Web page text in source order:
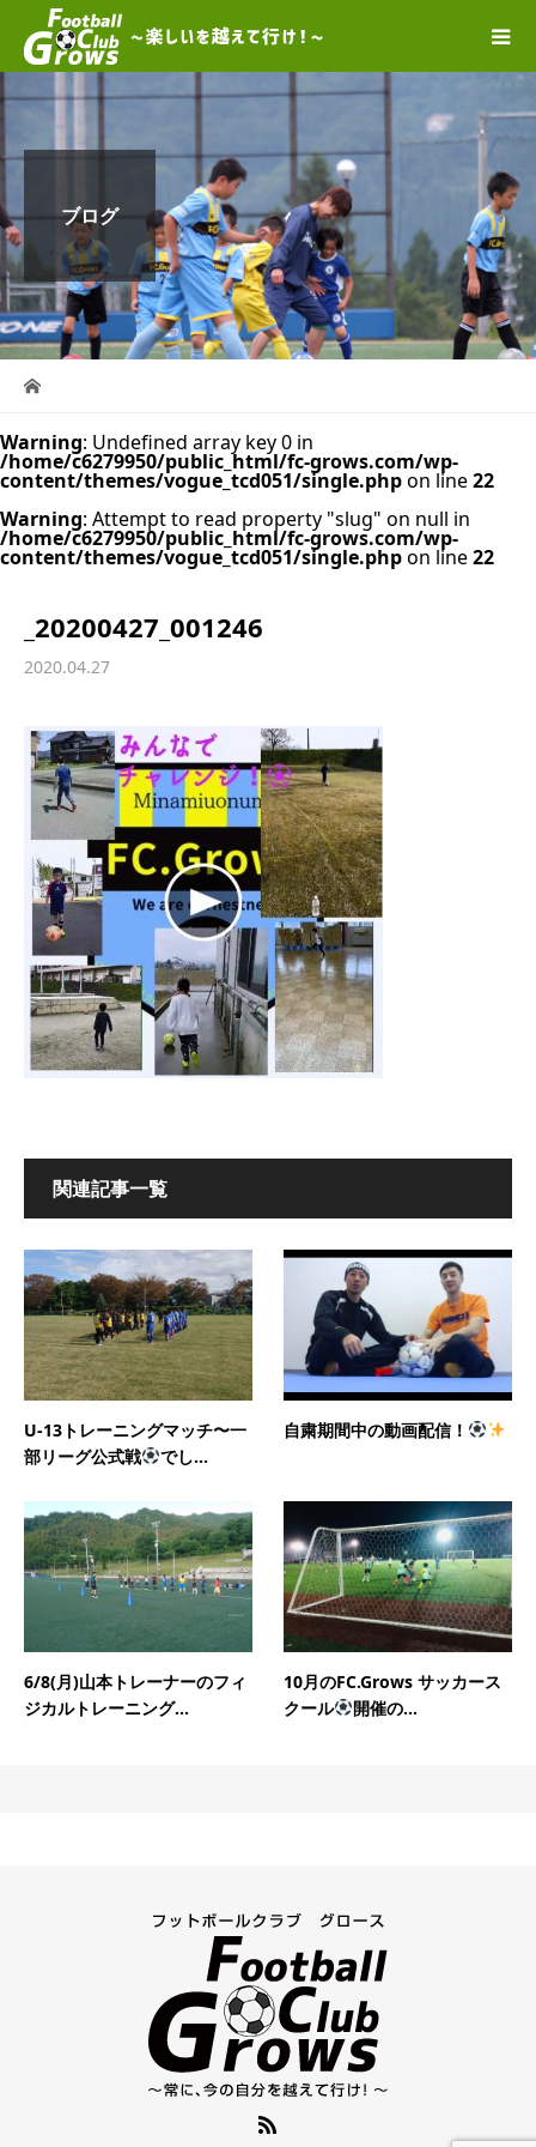
ブログ
Warning: Undefined array key 0 in
/home/c6279950/public_html/fc-grows.com/wp-
content/themes/vogue_tcd051/single.phpon line22
Warning: Attempt to read property "slug" on null in
/home/c6279950/public_html/fc-grows.com/wp-
content/themes/vogue_tcd051/single.phpon line22
_20200427_001246
2020.04.27
関連記事一覧
U-13トレーニングマッチ〜一
部リーグ公式戦
でし...
自粛期間中の動画配信！
6/8(月)山本トレーナーのフィ
ジカルトレーニング...
10月のFC.Grows サッカース
クール
開催の...